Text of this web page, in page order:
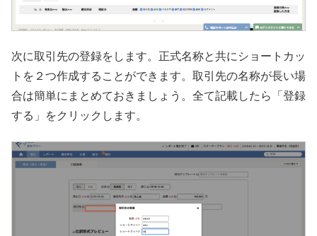
次に取引先の登録をします。正式名称と共にショートカッ
トを２つ作成することができます。取引先の名称が長い場
合は簡単にまとめておきましょう。全て記載したら「登録
する」をクリックします。